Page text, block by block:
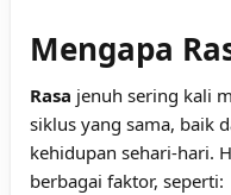
Mengapa
Rasa jenuh sering kali
siklus yang sama, baik
kehidupan sehari-hari.
berbagai faktor, seperti: